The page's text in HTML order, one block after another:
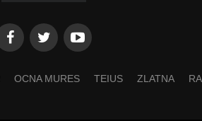
OCNA MURES TEIUS ZLATNA